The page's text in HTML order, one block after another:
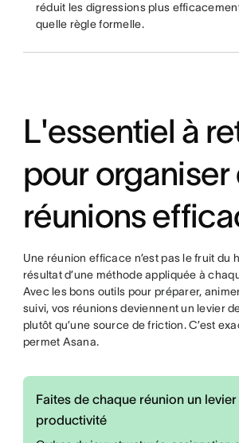
réduit les digressions plus
quelle règle formelle.
L'essentiel à
pour organiser
réunions
Une réunion efficace n’est pas le fruit du
résultat d’une méthode appliquée à
Avec les bons outils pour préparer,
suivi, vos réunions deviennent un levier
plutôt qu’une source de friction. C’est
permet Asana.
Faites de chaque réunion un
productivité